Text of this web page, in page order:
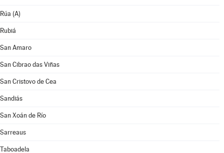
Rúa (A)
Rubiá
San Amaro
San Cibrao das Viñas
San Cristovo de Cea
Sandiás
San Xoán de Río
Sarreaus
Taboadela